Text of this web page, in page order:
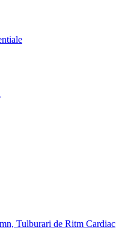
Tulburari de Ritm Cardiac